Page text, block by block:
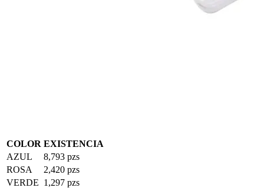
COLOR EXISTENCIA
AZUL
8,793 pzs
ROSA
2,420 pzs
VERDE 1,297 pzs